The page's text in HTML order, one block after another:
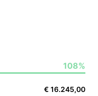
EN
FR
108%
€ 16.245,00